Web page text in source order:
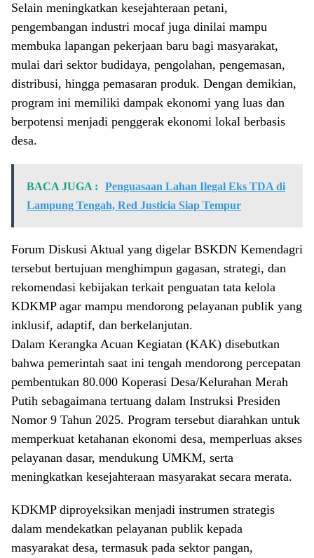
Selain meningkatkan kesejahteraan petani,
pengembangan industri mocaf juga dinilai mampu
membuka lapangan pekerjaan baru bagi masyarakat,
mulai dari sektor budidaya, pengolahan, pengemasan,
distribusi, hingga pemasaran produk. Dengan demikian,
program ini memiliki dampak ekonomi yang luas dan
berpotensi menjadi penggerak ekonomi lokal berbasis
desa.
BACA JUGA :
Penguasaan Lahan Ilegal Eks TDA di
Lampung Tengah, Red Justicia Siap Tempur
Forum Diskusi Aktual yang digelar BSKDN Kemendagri
tersebut bertujuan menghimpun gagasan, strategi, dan
rekomendasi kebijakan terkait penguatan tata kelola
KDKMP agar mampu mendorong pelayanan publik yang
inklusif, adaptif, dan berkelanjutan.
Dalam Kerangka Acuan Kegiatan (KAK) disebutkan
bahwa pemerintah saat ini tengah mendorong percepatan
pembentukan 80.000 Koperasi Desa/Kelurahan Merah
Putih sebagaimana tertuang dalam Instruksi Presiden
Nomor 9 Tahun 2025. Program tersebut diarahkan untuk
memperkuat ketahanan ekonomi desa, memperluas akses
pelayanan dasar, mendukung UMKM, serta
meningkatkan kesejahteraan masyarakat secara merata.
KDKMP diproyeksikan menjadi instrumen strategis
dalam mendekatkan pelayanan publik kepada
masyarakat desa, termasuk pada sektor pangan,